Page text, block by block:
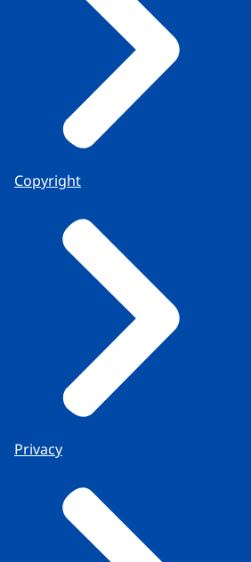
Copyright
Privacy